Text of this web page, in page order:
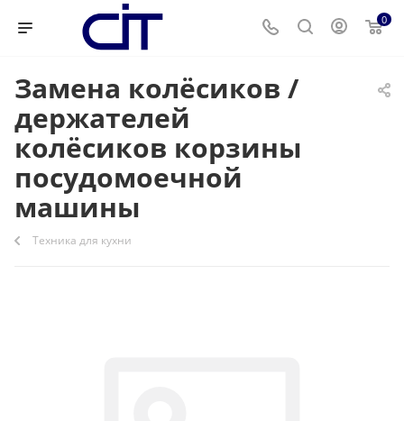
0
Замена колёсиков /
держателей
колёсиков корзины
посудомоечной
машины
Техника для кухни